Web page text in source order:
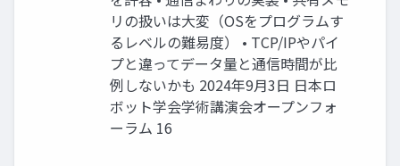
リの扱いは大変（OSをプログラムす
るレベルの難易度） • TCP/IPやパイ
プと違ってデータ量と通信時間が比
例しないかも 2024年9月3日 日本ロ
ボット学会学術講演会オープンフォ
ーラム 16